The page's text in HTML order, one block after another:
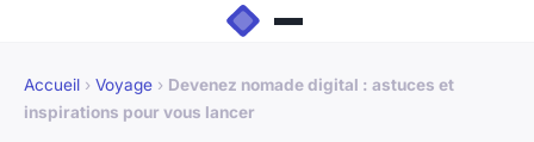
Accueil › Voyage › Devenez nomade digital : astuces et
inspirations pour vous lancer